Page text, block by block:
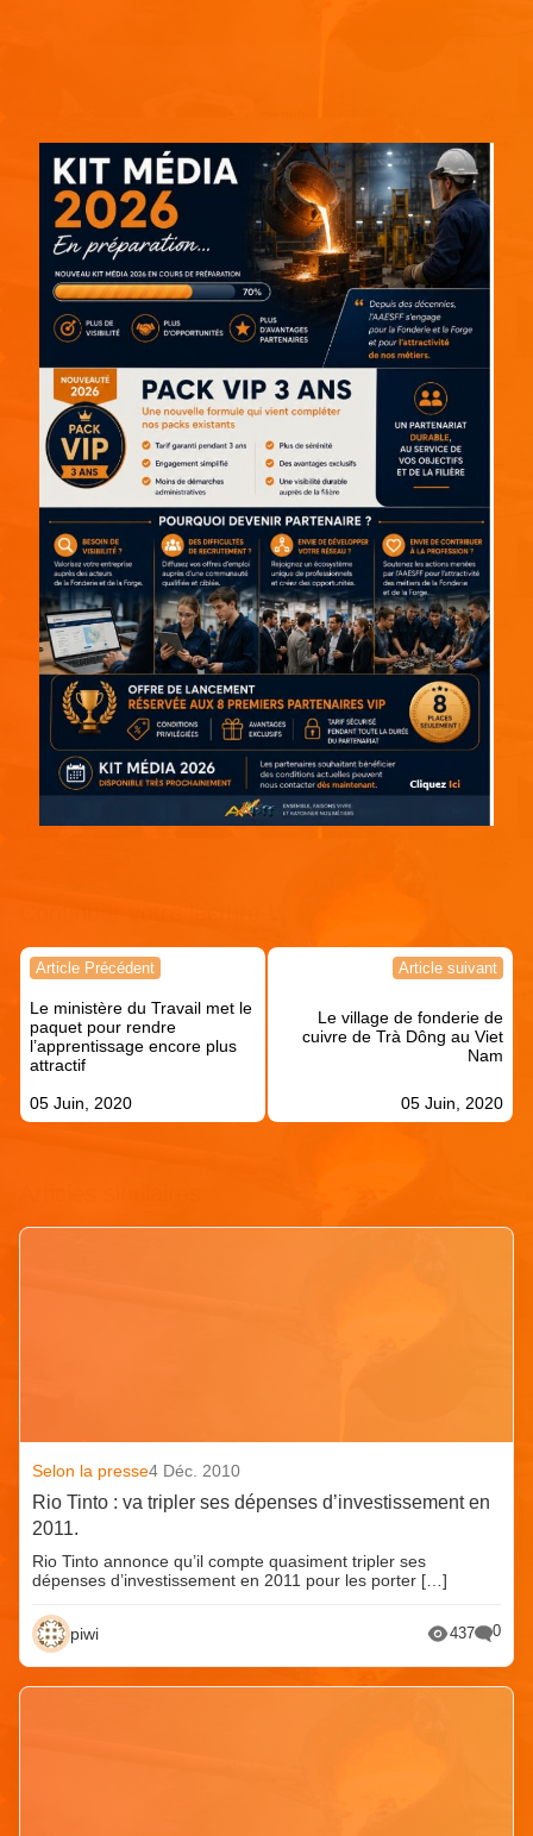
Navigation
l’article
Article Précédent
Le ministère du Travail met le
paquet pour rendre
l’apprentissage encore plus
attractif
05 Juin, 2020
Article suivant
Le village de fonderie de
cuivre de Trà Dông au Viet
Nam
05 Juin, 2020
Selon la presse4 Déc. 2010
Rio Tinto : va tripler ses dépenses d’investissement en
2011.
Rio Tinto annonce qu’il compte quasiment tripler ses
dépenses d’investissement en 2011 pour les porter […]
piwi 437 0